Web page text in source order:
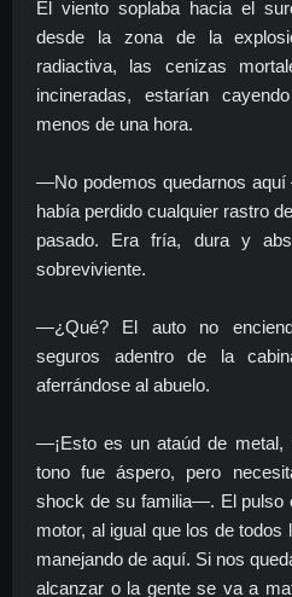
El viento soplaba hacia el
desde la zona de la
radiactiva, las cenizas
incineradas, estarían
menos de una hora.
—No podemos quedarnos
había perdido cualquier rastro
pasado. Era fría, dura y
sobreviviente.
—¿Qué? El auto no
seguros adentro de la
aferrándose al abuelo.
—¡Esto es un ataúd de
tono fue áspero, pero
shock de su familia—. El pulso
motor, al igual que los de
manejando de aquí. Si nos
alcanzar o la gente se va a